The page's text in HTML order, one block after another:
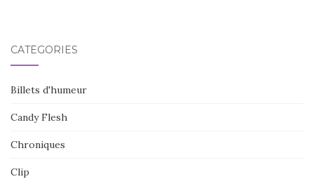
CATÉGORIES
Billets d'humeur
Candy Flesh
Chroniques
Clip